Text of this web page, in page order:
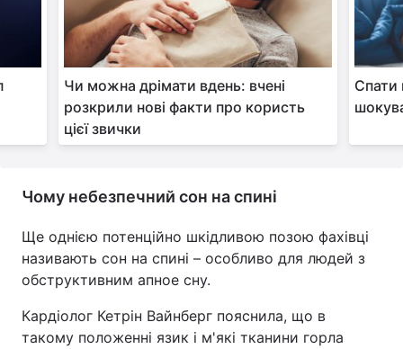
Чи можна дрімати вдень: вчені
розкрили нові факти про користь
цієї звички
Спати
Чому небезпечний сон на спині
Ще однією потенційно шкідливою позою фахівці
називають сон на спині – особливо для людей з
обструктивним апное сну.
Кардіолог Кетрін Вайнберг пояснила, що в
такому положенні язик і м'які тканини горла